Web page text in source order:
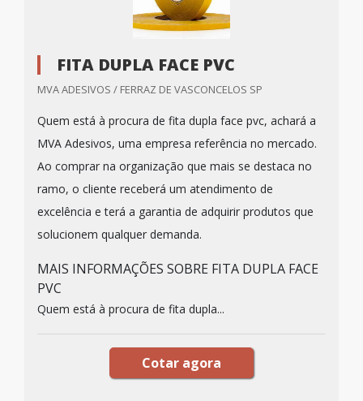
FITA DUPLA FACE PVC
MVA ADESIVOS / FERRAZ DE VASCONCELOS SP
Quem está à procura de fita dupla face pvc, achará a
MVA Adesivos, uma empresa referência no mercado.
Ao comprar na organização que mais se destaca no
ramo, o cliente receberá um atendimento de
excelência e terá a garantia de adquirir produtos que
solucionem qualquer demanda.
MAIS INFORMAÇÕES SOBRE FITA DUPLA FACE
PVC
Quem está à procura de fita dupla...
Cotar agora